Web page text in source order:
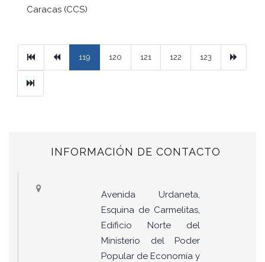
Caracas (CCS)
PrimeraPrevious
119 120 121 122 123
Ultimo
INFORMACIÓN DE CONTACTO
Avenida Urdaneta,
Esquina de Carmelitas,
Edificio Norte del
Ministerio del Poder
Popular de Economía y